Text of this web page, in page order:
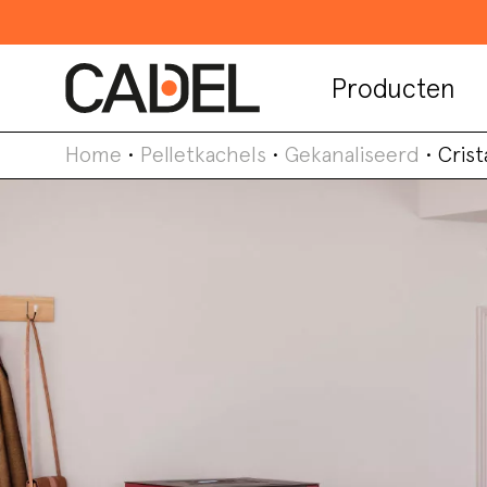
Producten
Home • Pelletkachels • Gekanaliseerd •